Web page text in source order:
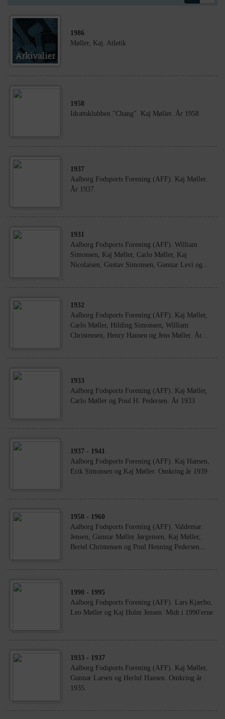
1986
Møller, Kaj. Atletik
1958
Idrætsklubben "Chang". Kaj Møller. År 1958
1937
Aalborg Fodsports Forening (AFF). Kaj Møller.
År 1937.
1931
Aalborg Fodsports Forening (AFF). William
Simonsen, Kaj Møller, Carlo Møller, Kaj
Nicolaisen, Gustav Simonsen, Gunnar Levi og...
1932
Aalborg Fodsports Forening (AFF). Kaj Møller,
Carlo Møller, Hilding Simonsen, William
Christensen, Henry Hansen og Jens Møller. År...
1933
Aalborg Fodsports Forening (AFF). Kaj Møller,
Carlo Møller og Poul H. Pedersen. År 1933
1937 - 1941
Aalborg Fodsports Forening (AFF). Kaj Hansen,
Erik Simonsen og Kaj Møller. Omkring år 1939
1950 - 1960
Aalborg Fodsports Forening (AFF). Valdemar
Jensen, Gunnar Møller Jørgensen, Kaj Møller,
Bertel Christensen og Poul Henning Pedersen...
1990 - 1995
Aalborg Fodsports Forening (AFF). Lars Kjærbo,
Leo Møller og Kaj Holm Jensen. Midt i 1990'erne
1933 - 1937
Aalborg Fodsports Forening (AFF). Kaj Møller,
Gunnar Larsen og Herluf Hansen. Omkring år
1935.